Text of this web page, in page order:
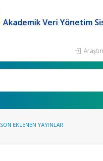
Akademik Veri Yönetim
SON EKLENEN YAYINLAR